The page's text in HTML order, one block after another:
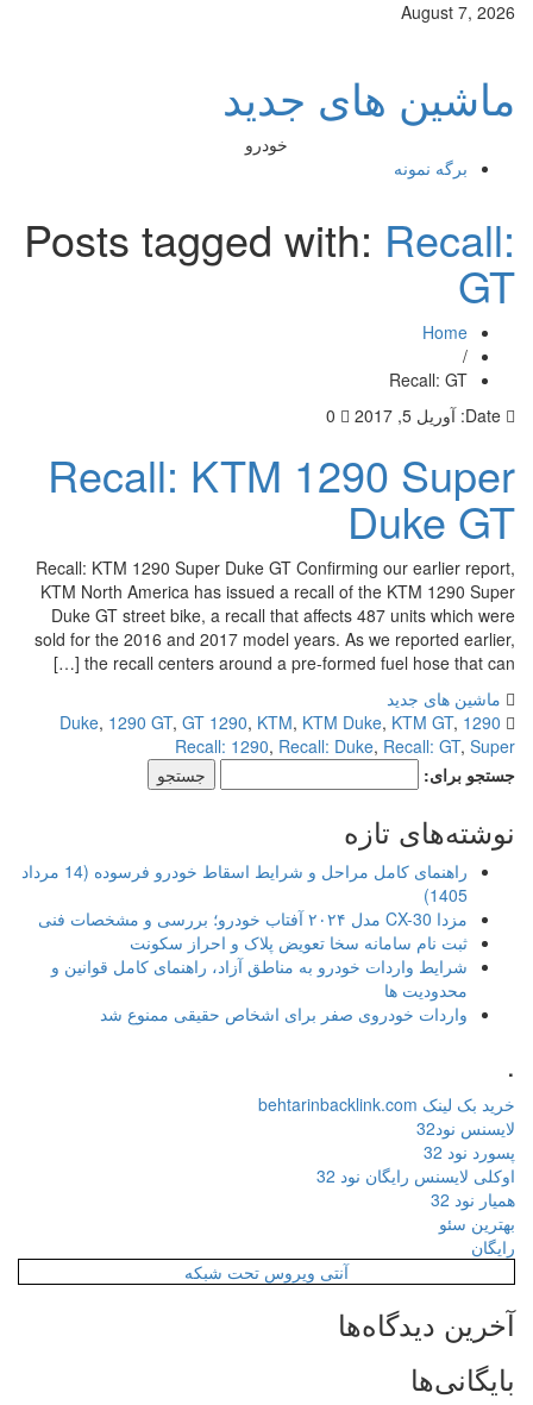
August 7, 2026
ماشین های جدید
خودرو
برگه نمونه
Posts tagged with:Recall:
GT
Home
/
Recall: GT
Date: آوریل 5, 2017 0
Recall: KTM 1290 Super
Duke GT
Recall: KTM 1290 Super Duke GT Confirming our earlier report,
KTM North America has issued a recall of the KTM 1290 Super
Duke GT street bike, a recall that affects 487 units which were
sold for the 2016 and 2017 model years. As we reported earlier,
the recall centers around a pre-formed fuel hose that can […]
ماشین های جدید
1290 Duke
,1290 GT,GT 1290,KTM,KTM Duke,KTM GT,
Recall: 1290,Recall: Duke,Recall: GT,Super
جستجو برای:
نوشته‌های تازه
راهنمای کامل مراحل و شرایط اسقاط خودرو فرسوده (14 مرداد
1405)
مزدا CX-30 مدل ۲۰۲۴ آفتاب خودرو؛ بررسی و مشخصات فنی
ثبت نام سامانه سخا تعویض پلاک و احراز سکونت
شرایط واردات خودرو به مناطق آزاد، راهنمای کامل قوانین و
محدودیت ها
واردات خودروی صفر برای اشخاص حقیقی ممنوع شد
خرید بک لینک behtarinbacklink.com
لایسنس نود32
پسورد نود 32
اوکلی لایسنس رایگان نود 32
همیار نود 32
بهترین سئو
رایگان
آنتی ویروس تحت شبکه
آخرین دیدگاه‌ها
بایگانی‌ها